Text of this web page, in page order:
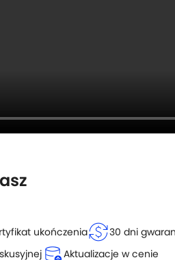
ukończeniacurrency_exchange30 dni
database_uploadAktualizacje w cenie